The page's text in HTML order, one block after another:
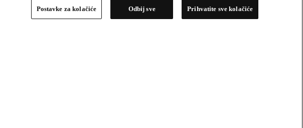
Postavke za kolačiće Odbij sve Prihvatite sve kolačiće